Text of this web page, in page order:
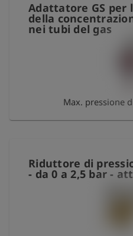
Adattatore GS per
della
nei tubi del gas
Max. pressione
Riduttore di
- da 0 a 2,5 bar -